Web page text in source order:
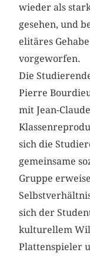
wieder als
gesehen, und
elitäres
vorgeworfen.
Die
Pierre
mit Jean-
sich die
gemeinsame
Gruppe
sich der
kulturellem
Plattenspieler